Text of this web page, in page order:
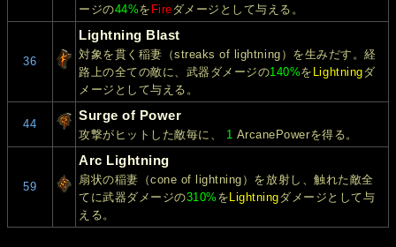
ージの44%を Fireダメージとして与える。
36
Lightning Blast
対象を貫く稲妻（streaks of lightning）を生みだす。経
路上の全ての敵に、武器ダメージの140%を Lightningダ
メージとして与える。
44
Surge of Power
攻撃がヒットした敵毎に、 1 ArcanePowerを得る。
59
Arc Lightning
扇状の稲妻（cone of lightning）を放射し、触れた敵全
てに武器ダメージの310% を Lightningダメージとして与
える。